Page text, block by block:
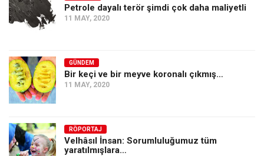
Petrole dayalı terör şimdi çok daha maliyetli
11 MAY, 2020
GÜNDEM
Bir keçi ve bir meyve koronalı çıkmış…
11 MAY, 2020
RÖPORTAJ
Velhâsıl İnsan: Sorumluluğumuz tüm
yaratılmışlara…